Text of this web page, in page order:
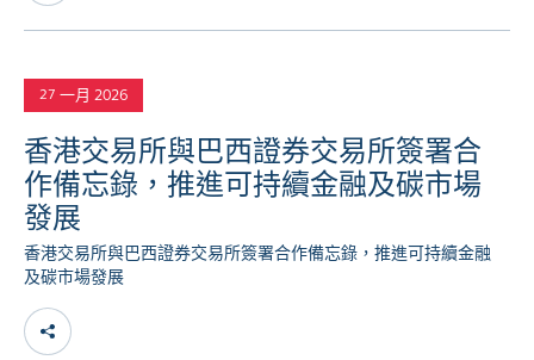
27 一月 2026
香港交易所與巴西證券交易所簽署合
作備忘錄，推進可持續金融及碳市場
發展
香港交易所與巴西證券交易所簽署合作備忘錄，推進可持續金融
及碳市場發展